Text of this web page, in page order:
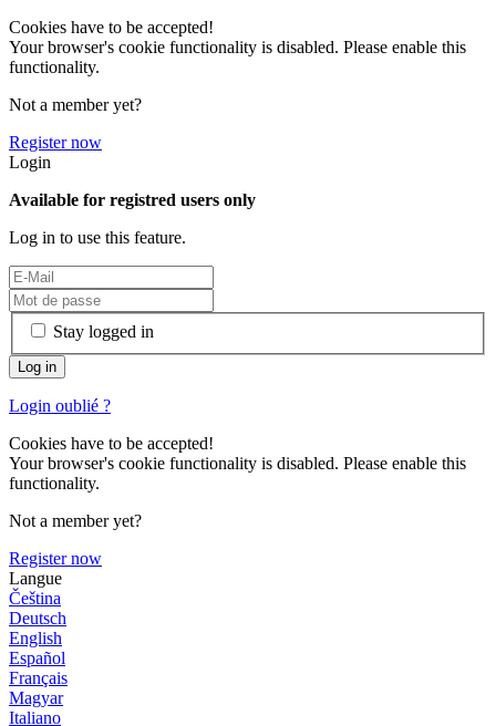
Cookies have to be accepted!
Your browser's cookie functionality is disabled. Please enable this
functionality.
Not a member yet?
Register now
Login
Available for registred users only
Log in to use this feature.
Stay logged in
Login oublié ?
Cookies have to be accepted!
Your browser's cookie functionality is disabled. Please enable this
functionality.
Not a member yet?
Register now
Langue
Čeština
Deutsch
English
Español
Français
Magyar
Italiano